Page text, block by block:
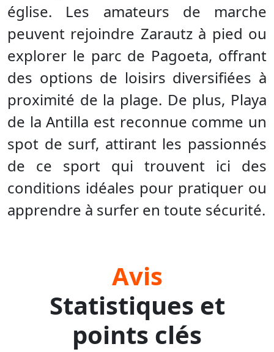
église. Les amateurs de marche
peuvent rejoindre Zarautz à pied ou
explorer le parc de Pagoeta, offrant
des options de loisirs diversifiées à
proximité de la plage. De plus, Playa
de la Antilla est reconnue comme un
spot de surf, attirant les passionnés
de ce sport qui trouvent ici des
conditions idéales pour pratiquer ou
apprendre à surfer en toute sécurité.
Avis
Statistiques et
points clés